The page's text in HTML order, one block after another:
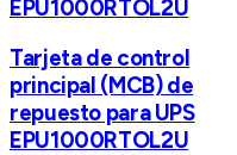
EPU1000RTOL2U
Tarjeta de control
principal (MCB) de
repuesto para UPS
EPU1000RTOL2U